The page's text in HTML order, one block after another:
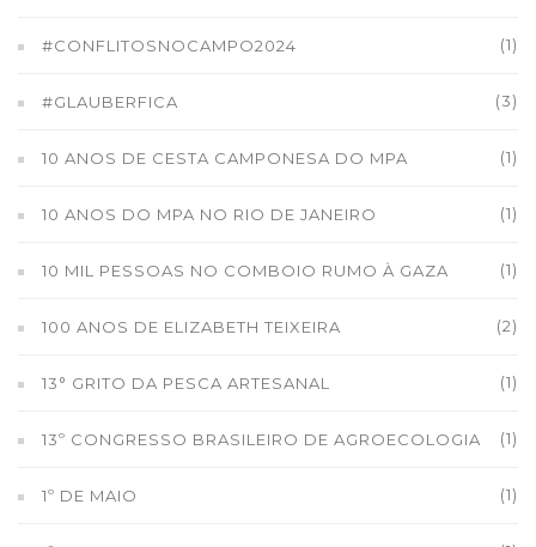
#CONFLITOSNOCAMPO2024 (1)
#GLAUBERFICA (3)
10 ANOS DE CESTA CAMPONESA DO MPA (1)
10 ANOS DO MPA NO RIO DE JANEIRO (1)
10 MIL PESSOAS NO COMBOIO RUMO À GAZA (1)
100 ANOS DE ELIZABETH TEIXEIRA (2)
13° GRITO DA PESCA ARTESANAL (1)
13º CONGRESSO BRASILEIRO DE AGROECOLOGIA (1)
1º DE MAIO (1)